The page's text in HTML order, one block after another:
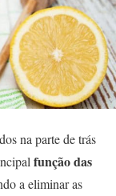
na parte de trás
função das
a eliminar as